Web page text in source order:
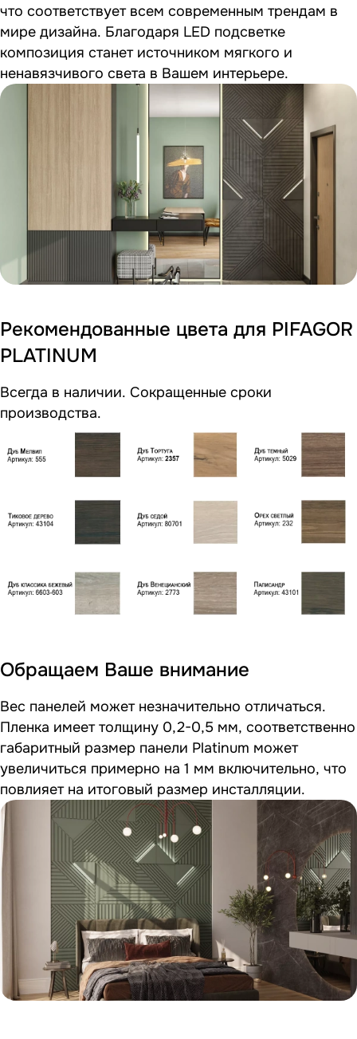
что соответствует всем современным трендам в
мире дизайна. Благодаря LED подсветке
композиция станет источником мягкого и
ненавязчивого света в Вашем интерьере.
Рекомендованные цвета для PIFAGOR
PLATINUM
Всегда в наличии. Сокращенные сроки
производства.
Обращаем Ваше внимание
Вес панелей может незначительно отличаться.
Пленка имеет толщину 0,2-0,5 мм, соответственно
габаритный размер панели Platinum может
увеличиться примерно на 1 мм включительно, что
повлияет на итоговый размер инсталляции.